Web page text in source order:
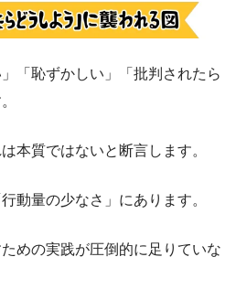
「恥ずかしい」「批判されたら
本質ではないと断言します。
動量の少なさ」にあります。
めの実践が圧倒的に足りていな